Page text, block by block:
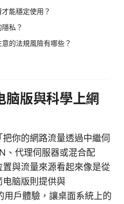
能穩定使用？
私？
的法規風險有哪些？
脑版與科學上網
你的網路流量透過中繼伺
、代理伺服器或混合配
與流量來源看起來像是從
电脑版則提供與
戶體驗，讓桌面系統上的